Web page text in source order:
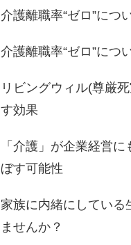
介護離職率“ゼロ”につ
介護離職率“ゼロ”につ
リビングウィル(尊厳
す効果
「介護」が企業経営
ぼす可能性
家族に内緒にしている
ませんか？